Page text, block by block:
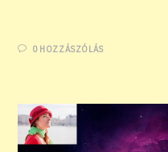
0 HOZZÁSZÓLÁS